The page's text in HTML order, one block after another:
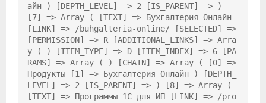
айн ) [DEPTH_LEVEL] => 2 [IS_PARENT] => )
[7] => Array ( [TEXT] => Бухгалтерия Онлайн
[LINK] => /buhgalteria-online/ [SELECTED] =>
[PERMISSION] => R [ADDITIONAL_LINKS] => Arra
y ( ) [ITEM_TYPE] => D [ITEM_INDEX] => 6 [PA
RAMS] => Array ( ) [CHAIN] => Array ( [0] =>
Продукты [1] => Бухгалтерия Онлайн ) [DEPTH_
LEVEL] => 2 [IS_PARENT] => ) [8] => Array (
[TEXT] => Программы 1С для ИП [LINK] => /pro